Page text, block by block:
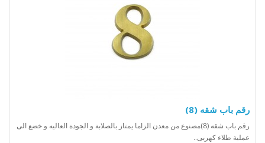
رقم باب شقه (8)
رقم باب شقه (8)مصنوع من معدن الزاما يمتاز بالصلابة و الجودة العاليه و خضع الى
عملية طلاء كهربى..